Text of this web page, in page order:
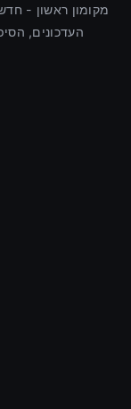
מקומון ראשון -
העדכונים,